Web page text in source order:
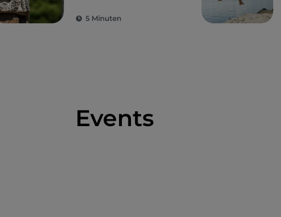
von Rom entfernt
5 Minuten
Events